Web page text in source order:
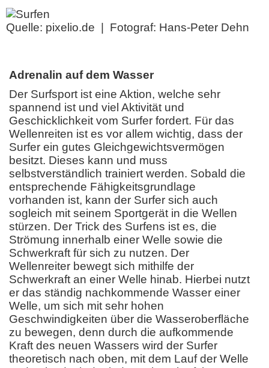
Quelle: pixelio.de | Fotograf: Hans-Peter Dehn
Adrenalin auf dem Wasser
Der Surfsport ist eine Aktion, welche sehr
spannend ist und viel Aktivität und
Geschicklichkeit vom Surfer fordert. Für das
Wellenreiten ist es vor allem wichtig, dass der
Surfer ein gutes Gleichgewichtsvermögen
besitzt. Dieses kann und muss
selbstverständlich trainiert werden. Sobald die
entsprechende Fähigkeitsgrundlage
vorhanden ist, kann der Surfer sich auch
sogleich mit seinem Sportgerät in die Wellen
stürzen. Der Trick des Surfens ist es, die
Strömung innerhalb einer Welle sowie die
Schwerkraft für sich zu nutzen. Der
Wellenreiter bewegt sich mithilfe der
Schwerkraft an einer Welle hinab. Hierbei nutzt
er das ständig nachkommende Wasser einer
Welle, um sich mit sehr hohen
Geschwindigkeiten über die Wasseroberfläche
zu bewegen, denn durch die aufkommende
Kraft des neuen Wassers wird der Surfer
theoretisch nach oben, mit dem Lauf der Welle